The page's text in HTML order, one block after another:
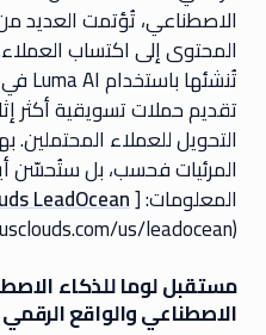
الاصطناعي، تُؤتمت العديد
المحتوى إلى اكتساب
تقديم حملات تسويقية أكثر
التحويل للعملاء
المرئيات فحسب، بل ستُحسّن
المعلومات: [LeadOcean
(https://plusclouds.com/us/leadocean)
مستقبل لوما للذكاء
الاصطناعي والواقع الرقمي